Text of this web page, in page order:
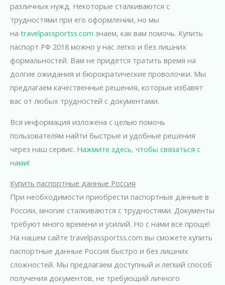
различных нужд. Некоторые сталкиваются с
трудностями при его оформлении, но мы
на travelpassportss.com знаем, как вам помочь. Купить
паспорт РФ 2018 можно у нас легко и без лишних
формальностей. Вам не придется тратить время на
долгие ожидания и бюрократические проволочки. Мы
предлагаем качественные решения, которые избавят
вас от любых трудностей с документами.
Вся информация изложена с целью помочь
пользователям найти быстрые и удобные решения
через наш сервис. Нажмите здесь, чтобы связаться с
нами!
Купить паспортные данные Россия
При необходимости приобрести паспортные данные в
России, многие сталкиваются с трудностями. Документы
требуют много времени и усилий. Но с нами все проще!
На нашем сайте travelpassportss.com вы сможете купить
паспортные данные Россия быстро и без лишних
сложностей. Мы предлагаем доступный и легкий способ
получения документов, не требующий личного